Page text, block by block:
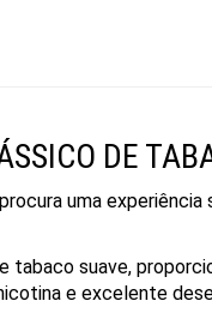
DE
uma
suave,
e excelente